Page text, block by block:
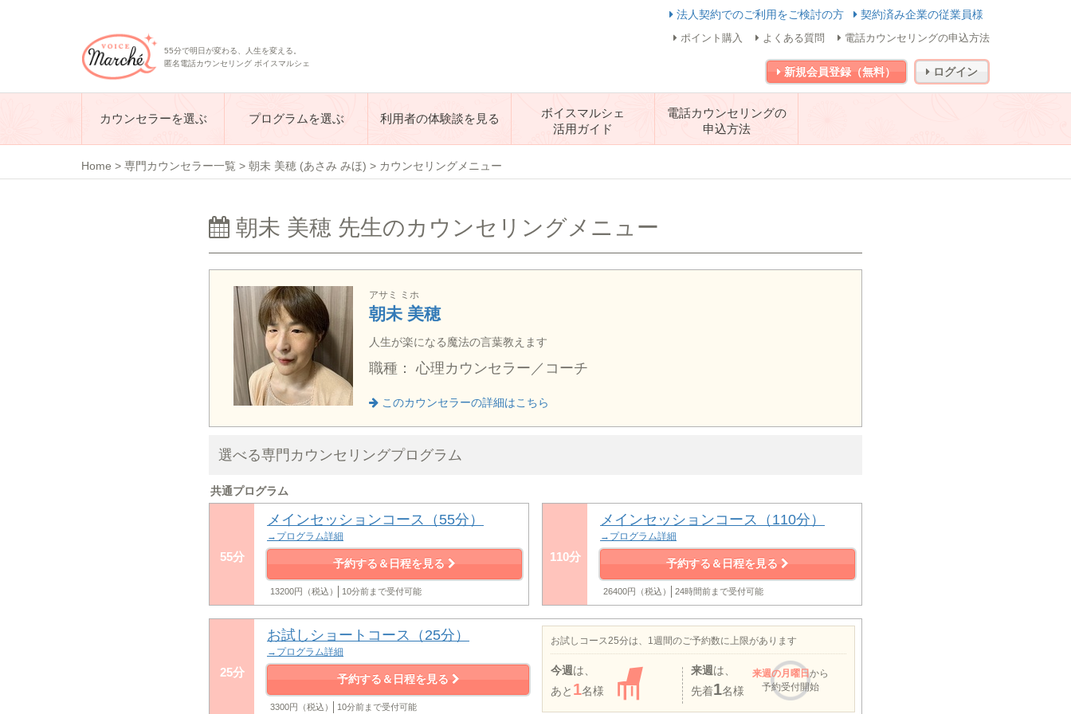
法人契約でのご利用をご検討の方 契約済み企業の従業員様
55分で明日が変わる、人生を変える。
匿名電話カウンセリング ボイスマルシェ
ポイント購入 よくある質問 電話カウンセリングの申込方法
新規会員登録（無料） ログイン
カウンセラーを選ぶ プログラムを選ぶ 利用者の体験談を見る
ボイスマルシェ
活用ガイド
電話カウンセリングの
申込方法
Home > 専門カウンセラー一覧 > 朝未 美穂 (あさみ みほ) > カウンセリングメニュー
朝未 美穂 先生のカウンセリングメニュー
アサミ ミホ
朝未 美穂
人生が楽になる魔法の言葉教えます
職種： 心理カウンセラー／コーチ
このカウンセラーの詳細はこちら
選べる専門カウンセリングプログラム
共通プログラム
55分
メインセッションコース（55分）
→プログラム詳細
予約する＆日程を見る
13200円（税込） 10分前まで受付可能
110分
メインセッションコース（110分）
→プログラム詳細
予約する＆日程を見る
26400円（税込） 24時間前まで受付可能
25分
お試しショートコース（25分）
→プログラム詳細
予約する＆日程を見る
3300円（税込） 10分前まで受付可能
お試しコース25分は、1週間のご予約数に上限があります
今週 は、
あと 1名様
来週 は、
先着1名様
来週の月曜日から
予約受付開始